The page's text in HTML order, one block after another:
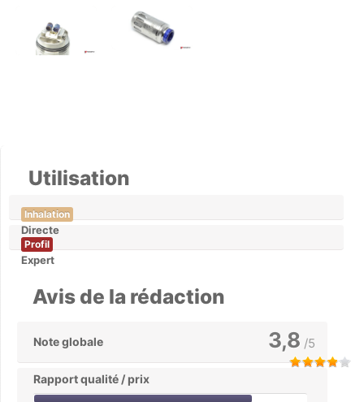
Utilisation
Inhalation
Directe
Profil
Expert
Avis de la rédaction
Note globale 3,8 /5
Rapport qualité / prix